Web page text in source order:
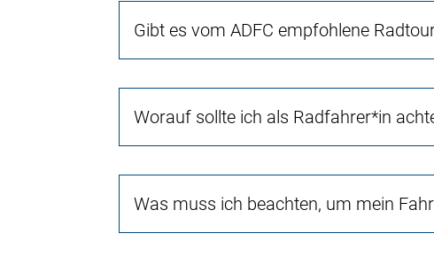
Gibt es vom ADFC empfohlene
Worauf sollte ich als Radfahrer*in
Was muss ich beachten, um mein